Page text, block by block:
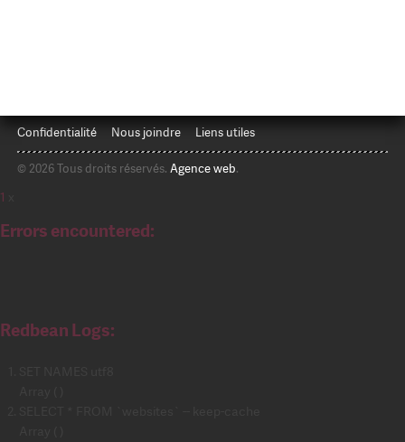
Confidentialité Nous joindre Liens utiles
© 2026 Tous droits réservés. Agence web.
1
Errors encountered:
Redbean Logs: